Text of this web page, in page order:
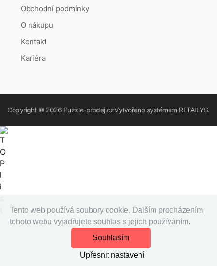
Obchodní podmínky
O nákupu
Kontakt
Kariéra
Copyright © 2026 Puzzle-prodej.czVytvořeno systémem RETAILYS.
Tento web používá soubory cookie. Dalším procházením
tohoto webu vyjadřujete souhlas s jejich používáním.
Souhlasím
Upřesnit nastavení